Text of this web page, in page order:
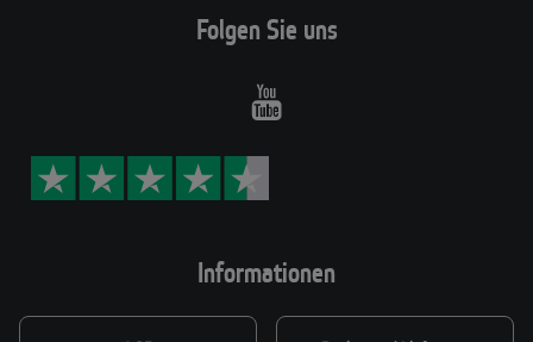
Informationen
Folgen Sie uns
Youtube